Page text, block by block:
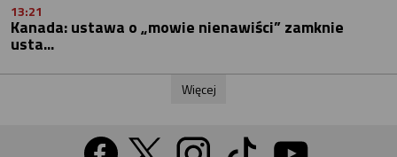
13:21
Kanada: ustawa o „mowie nienawiści” zamknie
usta...
Więcej